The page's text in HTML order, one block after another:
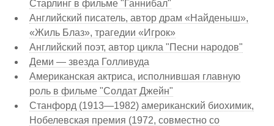
Старлинг в фильме "Ганнибал"
Английский писатель, автор драм «Найденыш»,
«Жиль Блаз», трагедии «Игрок»
Английский поэт, автор цикла "Песни народов"
Деми — звезда Голливуда
Американская актриса, исполнившая главную
роль в фильме "Солдат Джейн"
Станфорд (1913—1982) американский биохимик,
Нобелевская премия (1972, совместно со